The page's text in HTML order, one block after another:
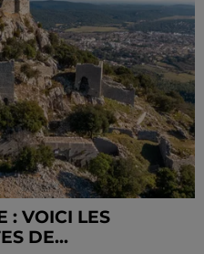
: VOICI LES
DE...